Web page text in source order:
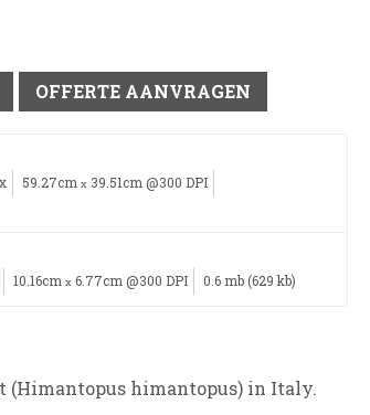
OFFERTE AANVRAGEN
59.27cm x 39.51cm @300 DPI
10.16cm x 6.77cm @300 DPI 0.6 mb (629 kb)
himantopus) in Italy.